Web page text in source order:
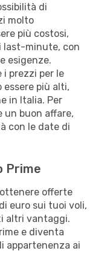
di
molto
più costosi,
last-minute, con
esigenze.
prezzi per le
più alti,
in Italia. Per
un buon affare,
con le date di
Prime
ottenere offerte
euro sui tuoi voli,
altri vantaggi.
e diventa
appartenenza ai